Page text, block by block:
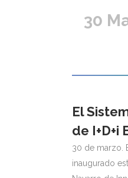
30
El
de I+D+i
30 de marzo.
inaugurado